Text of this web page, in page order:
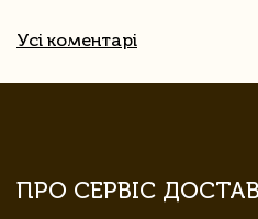
Усі коментарі
ПРО СЕРВІС